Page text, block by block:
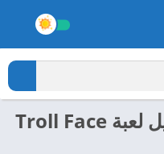
ضع الكلمة المناسبة: تنزيل لعبة Troll Face